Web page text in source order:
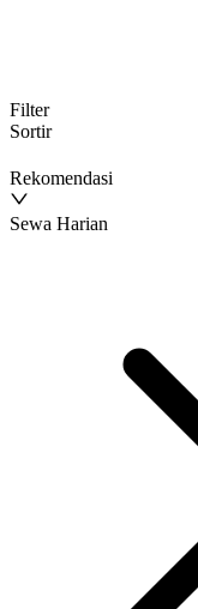
Filter
Sortir
Rekomendasi
Sewa Harian